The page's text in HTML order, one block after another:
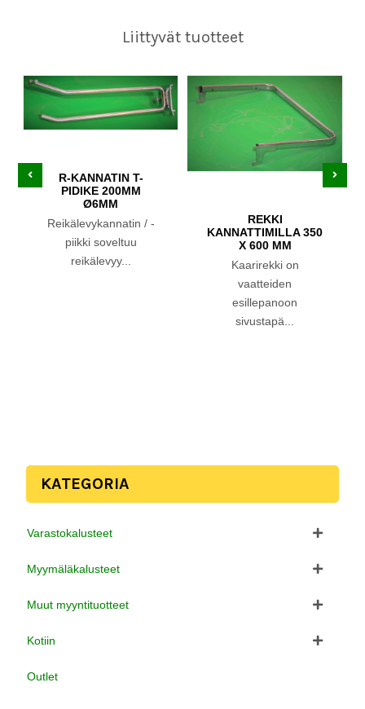
KATEGORIA
Varastokalusteet
Myymäläkalusteet
Muut myyntituotteet
Kotiin
Outlet
Liittyvät tuotteet
R-KANNATIN T-
PIDIKE 200MM
Ø6MM
Reikälevykannatin / -
piikki soveltuu
reikälevyy...
REKKI
KANNATTIMILLA 350
X 600 MM
Kaarirekki on
vaatteiden
esillepanoon
sivustapä...